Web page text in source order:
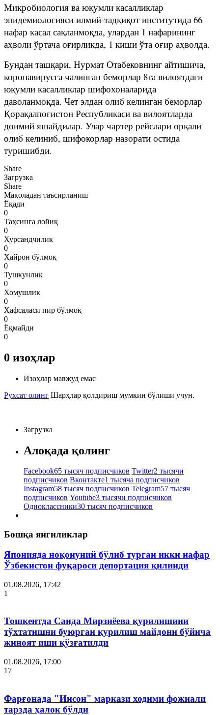
Микробиология ва юқумли касалликлар
эпидемиологияси илмий-тадқиқот институтида 66
нафар касал сақланмоқда, улардан 1 нафарининг
аҳволи ўртача оғирликда, 1 киши ўта оғир аҳволда.
Бундан ташқари, Нурмат Отабековнинг айтишича,
коронавирусга чалинган беморлар 8та вилоятдаги
юқумли касалликлар шифохоналарида
даволанмоқда. Чет элдан олиб келинган беморлар
Қорақалпоғистон Республикаси ва вилоятларда
доимий яшайдилар. Улар чартер рейслари орқали
олиб келиниб, шифокорлар назорати остида
туришибди.
Share
Загрузка
Share
Мақоладан таъсирланиш
Ёқади
0
Таҳсинга лойиқ
0
Хурсандчилик
0
Ҳайрон бўлмоқ
0
Тушкунлик
0
Хомушлик
0
Ҳафсаласи пир бўлмоқ
0
Ёқмайди
0
0 изоҳлар
Изоҳлар мавжуд емас
Рухсат олинг Шарҳлар қолдириш мумкин бўлиши учун.
Загрузка
Алоқада қолинг
Facebook65 тысяч подписчиков Twitter2 тысячи
подписчиков Вконтакте1 тысяча подписчиков
Instagram58 тысяч подписчиков Telegram57 тысяч
подписчиков Youtube3 тысячи подписчиков
Одноклассники30 тысяч подписчиков
Бошқа янгиликлар
Японияда ноқонуний бўлиб турган икки нафар
Ўзбекистон фуқароси депортация қилинди
01.08.2026, 17:42
1
Тошкентда Саида Мирзиёева қурилишини
тўхтатишни буюрган қурилиш майдони бўйича
жиноят иши қўзғатилди
01.08.2026, 17:00
17
Фарғонада "Инсон" маркази ходими фожиали
тарзда ҳалок бўлди